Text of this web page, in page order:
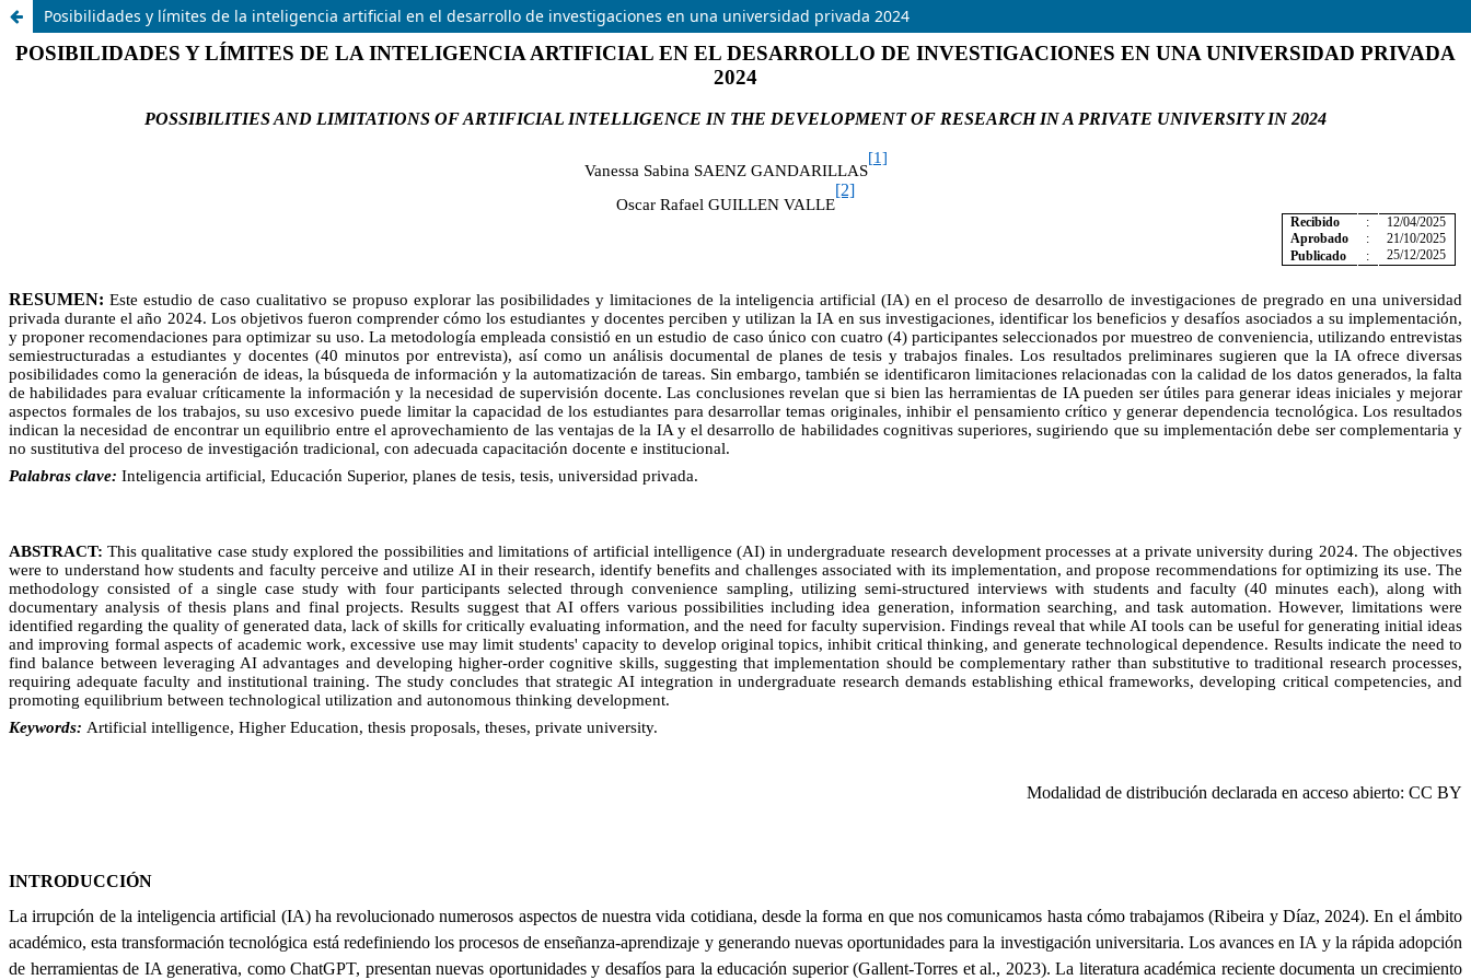
Posibilidades y límites de la inteligencia artificial en el desarrollo de investigaciones en una universidad privada 2024